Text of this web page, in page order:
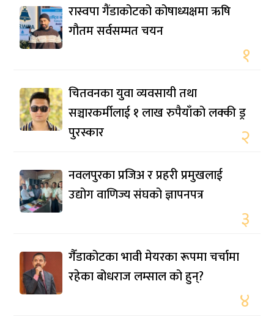
रास्वपा गैंडाकोटको कोषाध्यक्षमा ऋषि
गौतम सर्वसम्मत चयन
१
चितवनका युवा व्यवसायी तथा
सञ्चारकर्मीलाई १ लाख रुपैयाँको लक्की ड्र
पुरस्कार
२
नवलपुरका प्रजिअ र प्रहरी प्रमुखलाई
उद्योग वाणिज्य संघको ज्ञापनपत्र
३
गैँडाकोटका भावी मेयरका रूपमा चर्चामा
रहेका बोधराज लम्साल को हुन्?
४